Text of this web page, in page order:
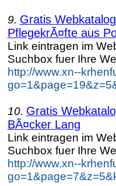
9. Gratis
PflegekrÃ¤fte aus
Link eintragen im
Suchbox fuer Ihre
http://www.xn--
10. Gratis
BÃ¤cker Lang
Link eintragen im
Suchbox fuer Ihre
http://www.xn--